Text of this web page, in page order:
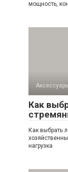
мощность,
Как
Как выбрать
нагрузка